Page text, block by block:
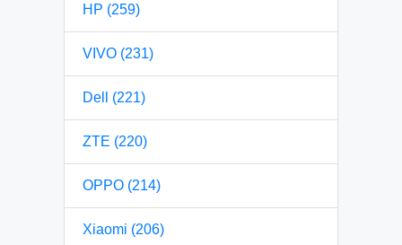
HP (259)
VIVO (231)
Dell (221)
ZTE (220)
OPPO (214)
Xiaomi (206)